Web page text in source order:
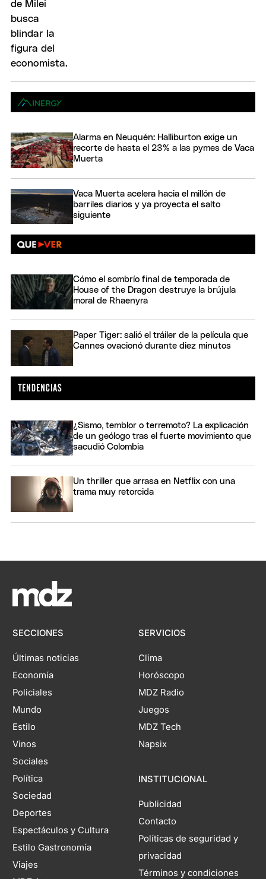
Alarma en Neuquén: Halliburton exige un
recorte de hasta el 23% a las pymes de Vaca
Muerta
Vaca Muerta acelera hacia el millón de
barriles diarios y ya proyecta el salto
siguiente
Cómo el sombrío final de temporada de
House of the Dragon destruye la brújula
moral de Rhaenyra
Paper Tiger: salió el tráiler de la película que
Cannes ovacionó durante diez minutos
¿Sismo, temblor o terremoto? La explicación
de un geólogo tras el fuerte movimiento que
sacudió Colombia
Un thriller que arrasa en Netflix con una
trama muy retorcida
SECCIONES
Últimas noticias
Economía
Policiales
Mundo
Estilo
Vinos
Sociales
Política
Sociedad
Deportes
Espectáculos y Cultura
Estilo Gastronomía
Viajes
SERVICIOS
Clima
Horóscopo
MDZ Radio
Juegos
MDZ Tech
Napsix
INSTITUCIONAL
Publicidad
Contacto
Políticas de seguridad y
privacidad
Términos y condiciones